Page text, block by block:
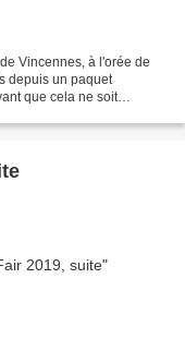
Vincennes, à l'orée de
depuis un paquet
que cela ne soit